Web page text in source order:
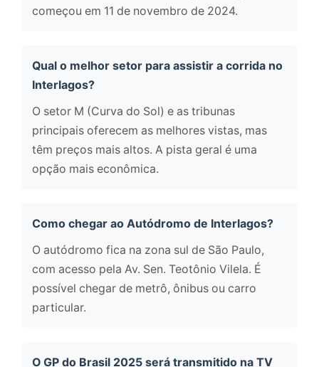
começou em 11 de novembro de 2024.
Qual o melhor setor para assistir a corrida no
Interlagos?
O setor M (Curva do Sol) e as tribunas
principais oferecem as melhores vistas, mas
têm preços mais altos. A pista geral é uma
opção mais econômica.
Como chegar ao Autódromo de Interlagos?
O autódromo fica na zona sul de São Paulo,
com acesso pela Av. Sen. Teotônio Vilela. É
possível chegar de metrô, ônibus ou carro
particular.
O GP do Brasil 2025 será transmitido na TV